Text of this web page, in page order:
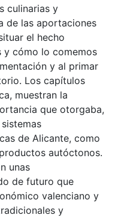
culinarias y
de las aportaciones
el hecho
cómo lo comemos
y al primar
Los capítulos
muestran la
que otorgaba,
de Alicante, como
autóctonos.
unas
de futuro que
valenciano y
y